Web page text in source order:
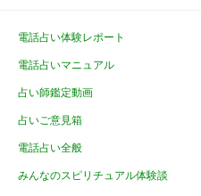
電話占い体験レポート
電話占いマニュアル
占い師鑑定動画
占いご意見箱
電話占い全般
みんなのスピリチュアル体験談